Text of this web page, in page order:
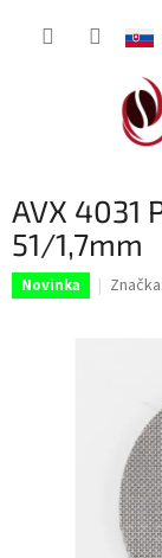
AVX 4031
51/1,7mm
Novinka Značka: